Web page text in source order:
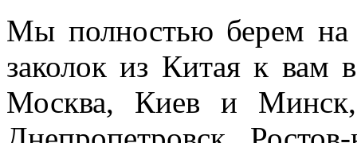
Мы полностью берем на
заколок из Китая к вам
Москва, Киев и